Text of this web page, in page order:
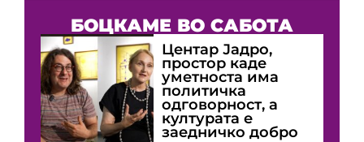
БОЦКАМЕ ВО САБОТА
Центар Јадро,
простор каде
уметноста има
политичка
одговорност, а
културата е
заедничко добро